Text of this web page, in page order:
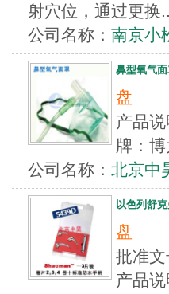
射穴位，通过更换
公司名称： 南京小
鼻型氧气
盘
产品
牌：
公司名称： 北京中
以色列舒
盘
批准
产品